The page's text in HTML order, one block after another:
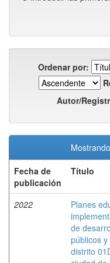
Ordenar por:
Autor/
Fecha de
publicación
Título
2022
Planes
de
públicos
distrito